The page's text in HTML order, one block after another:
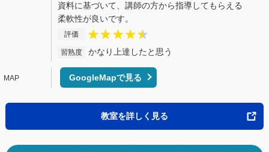
資料に基づいて、講師の方から指導してもらえる
柔軟性が良いです。
評価
習熟度 かなり上達したと思う
GoogleMapで見る
教室を詳しく見る